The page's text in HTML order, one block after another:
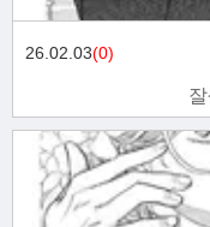
26.02.03(0)